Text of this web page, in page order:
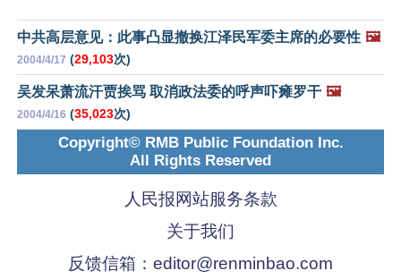
中共高层意见：此事凸显撤换江泽民军委主席的必要性 🖼️
2004/4/17 (29,103次)
吴发呆萧流汗贾挨骂 取消政法委的呼声吓瘫罗干 🖼️
2004/4/16 (35,023次)
Copyright© RMB Public Foundation Inc.
All Rights Reserved
人民报网站服务条款
关于我们
反馈信箱： editor@renminbao.com